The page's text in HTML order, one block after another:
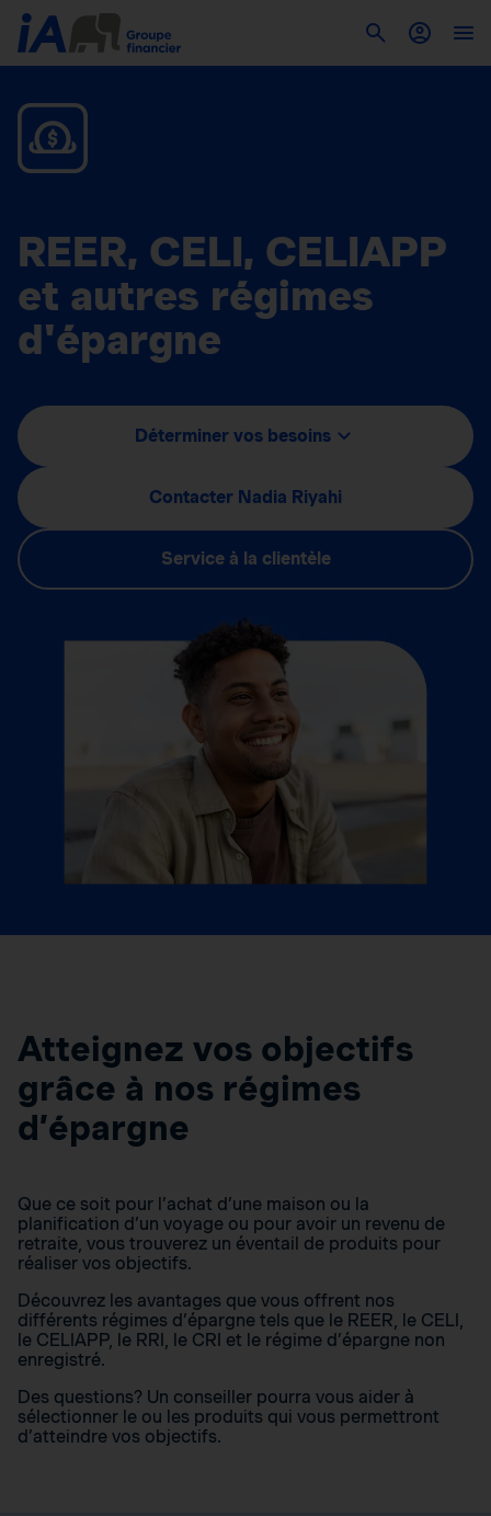
REER, CELI, CELIAPP
et autres régimes
d'épargne
Déterminer vos besoins
Contacter Nadia Riyahi
Service à la clientèle
Atteignez vos objectifs
grâce à nos régimes
d’épargne
Que ce soit pour l’achat d’une maison ou la
planification d’un voyage ou pour avoir un revenu de
retraite, vous trouverez un éventail de produits pour
réaliser vos objectifs.
Découvrez les avantages que vous offrent nos
différents régimes d’épargne tels que le REER, le CELI,
le CELIAPP, le RRI, le CRI et le régime d’épargne non
enregistré.
Des questions? Un conseiller pourra vous aider à
sélectionner le ou les produits qui vous permettront
d’atteindre vos objectifs.